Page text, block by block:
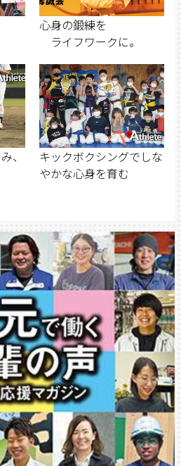
心身の鍛練を
ライフワークに。
、
キックボクシングでしな
やかな心身を育む